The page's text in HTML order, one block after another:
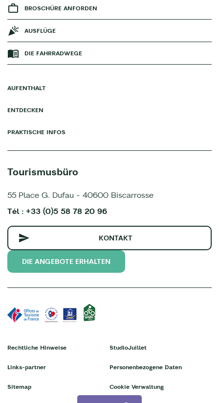
BROSCHÜRE ANFORDEN
AUSFLÜGE
DIE FAHRRADWEGE
AUFENTHALT
ENTDECKEN
PRAKTISCHE INFOS
Tourismusbüro
55 Place G. Dufau - 40600 Biscarrosse
Tél : +33 (0)5 58 78 20 96
KONTAKT
DIE ANGEBOTE ERHALTEN
Rechtliche Hinweise
Links-partner
Sitemap
StudioJuillet
Personenbezogene Daten
Cookie Verwaltung